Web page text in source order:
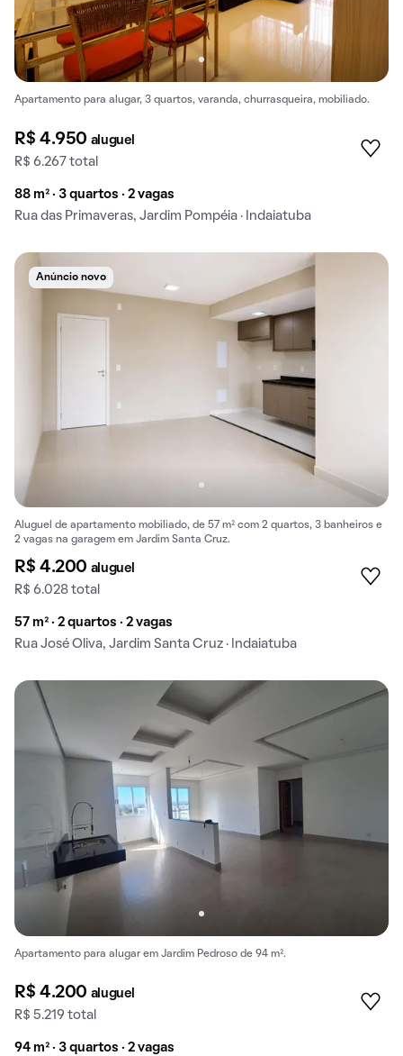
Apartamento para alugar, 3 quartos, varanda, churrasqueira, mobiliado.
R$ 4.950 aluguel
R$ 6.267 total
88 m² · 3 quartos · 2 vagas
Rua das Primaveras, Jardim Pompéia · Indaiatuba
Anúncio novo
Aluguel de apartamento mobiliado, de 57 m² com 2 quartos, 3 banheiros e
2 vagas na garagem em Jardim Santa Cruz.
R$ 4.200 aluguel
R$ 6.028 total
57 m² · 2 quartos · 2 vagas
Rua José Oliva, Jardim Santa Cruz · Indaiatuba
Apartamento para alugar em Jardim Pedroso de 94 m².
R$ 4.200 aluguel
R$ 5.219 total
94 m² · 3 quartos · 2 vagas